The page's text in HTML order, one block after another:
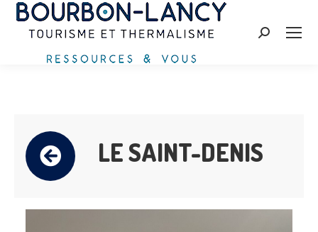
Recherche
LE SAINT-DENIS